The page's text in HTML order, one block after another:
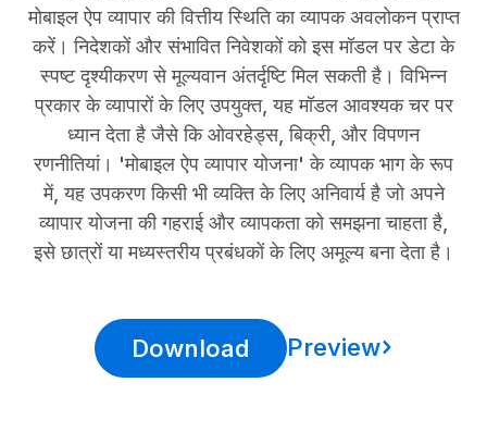
मोबाइल ऐप व्यापार की वित्तीय स्थिति का व्यापक अवलोकन प्राप्त
करें। निदेशकों और संभावित निवेशकों को इस मॉडल पर डेटा के
स्पष्ट दृश्यीकरण से मूल्यवान अंतर्दृष्टि मिल सकती है। विभिन्न
प्रकार के व्यापारों के लिए उपयुक्त, यह मॉडल आवश्यक चर पर
ध्यान देता है जैसे कि ओवरहेड्स, बिक्री, और विपणन
रणनीतियां। 'मोबाइल ऐप व्यापार योजना' के व्यापक भाग के रूप
में, यह उपकरण किसी भी व्यक्ति के लिए अनिवार्य है जो अपने
व्यापार योजना की गहराई और व्यापकता को समझना चाहता है,
इसे छात्रों या मध्यस्तरीय प्रबंधकों के लिए अमूल्य बना देता है।
Download Preview